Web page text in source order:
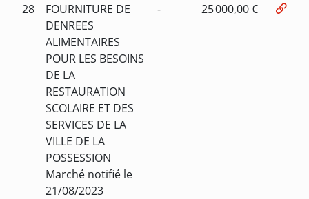
28
FOURNITURE DE
DENREES
ALIMENTAIRES
POUR LES BESOINS
DE LA
RESTAURATION
SCOLAIRE ET DES
SERVICES DE LA
VILLE DE LA
POSSESSION
Marché notifié le
21/08/2023
- 25 000,00 €